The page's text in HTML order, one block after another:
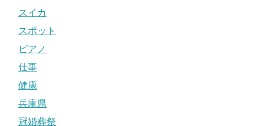
スイカ
スポット
ピアノ
仕事
健康
兵庫県
冠婚葬祭